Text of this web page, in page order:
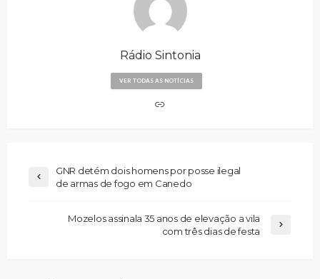
Rádio Sintonia
VER TODAS AS NOTÍCIAS
GNR detém dois homens por posse ilegal
de armas de fogo em Canedo
Mozelos assinala 35 anos de elevação a vila
com três dias de festa